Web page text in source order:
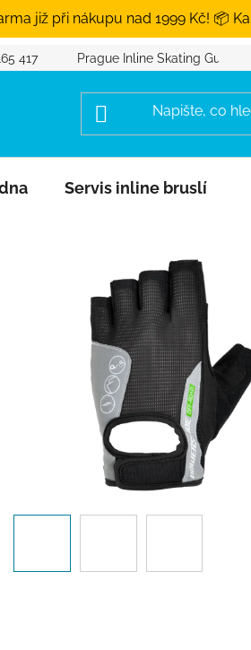
již při nákupu nad 1999 Kč! 📦
417 Prague Inline Skating Guide
Servis inline bruslí